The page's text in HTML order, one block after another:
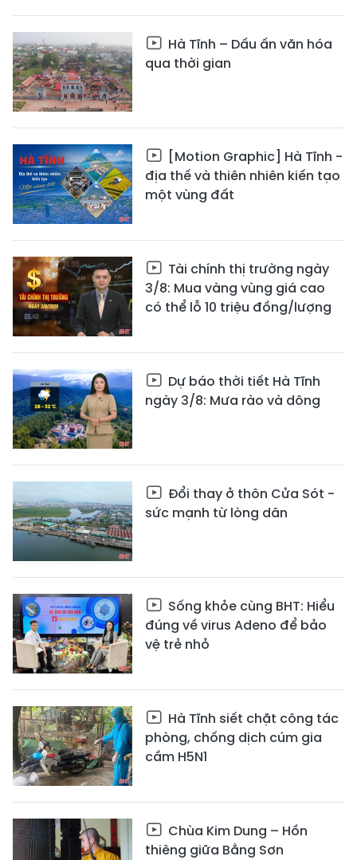
Hà Tĩnh – Dấu ấn văn hóa
qua thời gian
[Motion Graphic] Hà Tĩnh -
địa thế và thiên nhiên kiến tạo
một vùng đất
Tài chính thị trường ngày
3/8: Mua vàng vùng giá cao
có thể lỗ 10 triệu đồng/lượng
Dự báo thời tiết Hà Tĩnh
ngày 3/8: Mưa rào và dông
Đổi thay ở thôn Cửa Sót -
sức mạnh từ lòng dân
Sống khỏe cùng BHT: Hiểu
đúng về virus Adeno để bảo
vệ trẻ nhỏ
Hà Tĩnh siết chặt công tác
phòng, chống dịch cúm gia
cầm H5N1
Chùa Kim Dung – Hồn
thiêng giữa Bằng Sơn